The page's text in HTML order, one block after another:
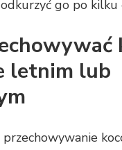
go po kilku
letnim lub
przechowywanie